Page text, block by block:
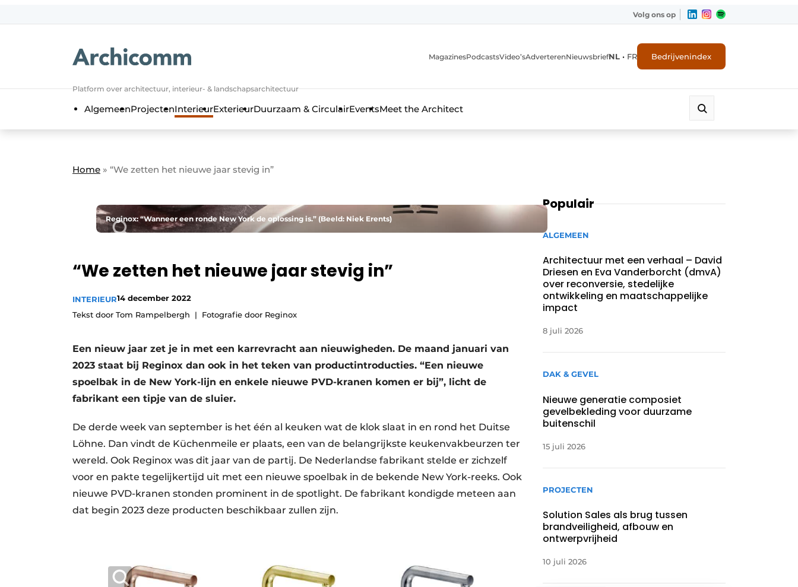
Volg ons op
Platform over architectuur, interieur- & landschapsarchitectuur
MagazinesPodcastsVideo’sAdverterenNieuwsbriefNL • FR Bedrijvenindex
AlgemeenProjectenInterieurExterieurDuurzaam & CirculairEventsMeet the Architect
Home » “We zetten het nieuwe jaar stevig in”
Reginox: “Wanneer een ronde New York de oplossing is.” (Beeld: Niek Erents)
“We zetten het nieuwe jaar stevig in”
INTERIEUR14 december 2022
Tekst door Tom Rampelbergh
Fotografie door Reginox
Een nieuw jaar zet je in met een karrevracht aan nieuwigheden. De maand januari van
2023 staat bij Reginox dan ook in het teken van productintroducties. “Een nieuwe
spoelbak in de New York-lijn en enkele nieuwe PVD-kranen komen er bij”, licht de
fabrikant een tipje van de sluier.
De derde week van september is het één al keuken wat de klok slaat in en rond het Duitse
Löhne. Dan vindt de Küchenmeile er plaats, een van de belangrijkste keukenvakbeurzen ter
wereld. Ook Reginox was dit jaar van de partij. De Nederlandse fabrikant stelde er zichzelf
voor en pakte tegelijkertijd uit met een nieuwe spoelbak in de bekende New York-reeks. Ook
nieuwe PVD-kranen stonden prominent in de spotlight. De fabrikant kondigde meteen aan
dat begin 2023 deze producten beschikbaar zullen zijn.
Populair
ALGEMEEN
Architectuur met een verhaal – David
Driesen en Eva Vanderborcht (dmvA)
over reconversie, stedelijke
ontwikkeling en maatschappelijke
impact
8 juli 2026
DAK & GEVEL
Nieuwe generatie composiet
gevelbekleding voor duurzame
buitenschil
15 juli 2026
PROJECTEN
Solution Sales als brug tussen
brandveiligheid, afbouw en
ontwerpvrijheid
10 juli 2026